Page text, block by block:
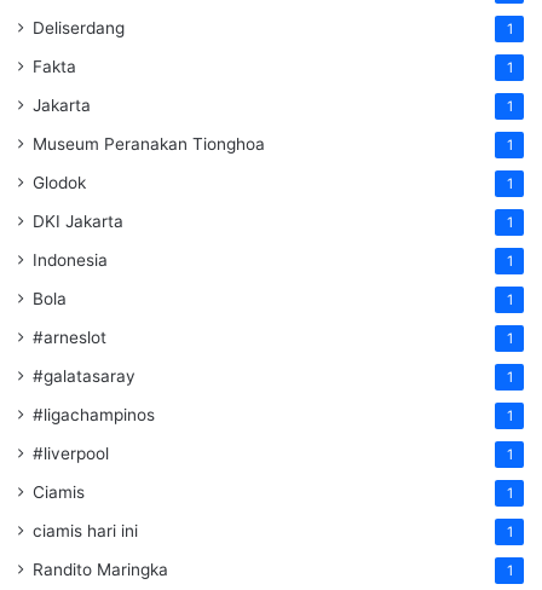
Deliserdang 1
Fakta 1
Jakarta 1
Museum Peranakan Tionghoa 1
Glodok 1
DKI Jakarta 1
Indonesia 1
Bola 1
#arneslot 1
#galatasaray 1
#ligachampinos 1
#liverpool 1
Ciamis 1
ciamis hari ini 1
Randito Maringka 1